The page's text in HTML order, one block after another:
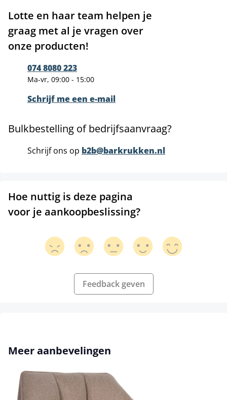
Lotte en haar team helpen je
graag met al je vragen over
onze producten!
074 8080 223
Ma-vr, 09:00 - 15:00
Schrijf me een e-mail
Bulkbestelling of bedrijfsaanvraag?
Schrijf ons op b2b@barkrukken.nl
Hoe nuttig is deze pagina
voor je aankoopbeslissing?
Feedback geven
Productgalerij overslaan
Meer aanbevelingen